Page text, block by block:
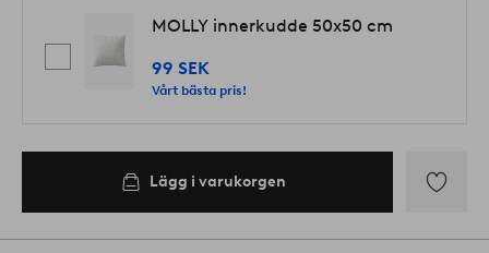
MOLLY innerkudde 50x50 cm
99 SEK
Vårt bästa pris!
Lägg i varukorgen
till